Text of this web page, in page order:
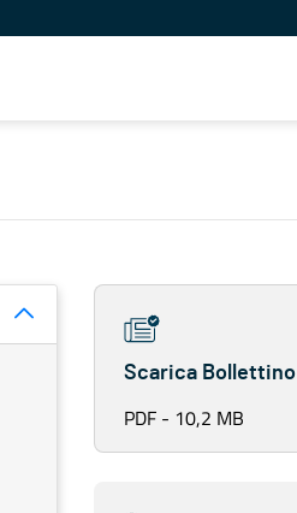
Scarica Bollettino
PDF - 10,2 MB